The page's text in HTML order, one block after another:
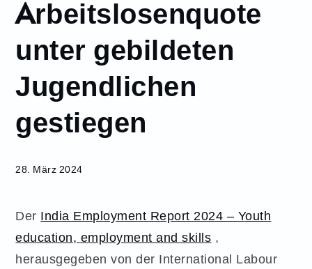
Indien:
Arbeitslosenquote
unter gebildeten
Jugendlichen
gestiegen
Arbeitslosenquote
unter gebildeten
Jugendlichen
gestiegen
28. März 2024
Der India Employment Report 2024 – Youth
education, employment and skills ,
herausgegeben von der International Labour